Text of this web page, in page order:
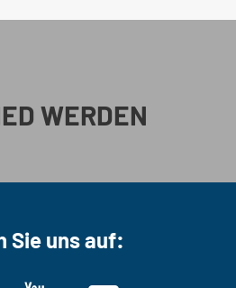
WERDEN
Sie uns auf: